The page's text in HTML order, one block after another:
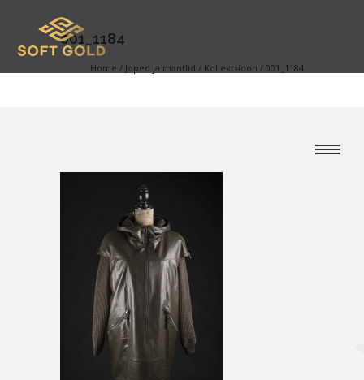
001_1184
Home / Joped ja mantlid / Kollektsioon / 001_1184